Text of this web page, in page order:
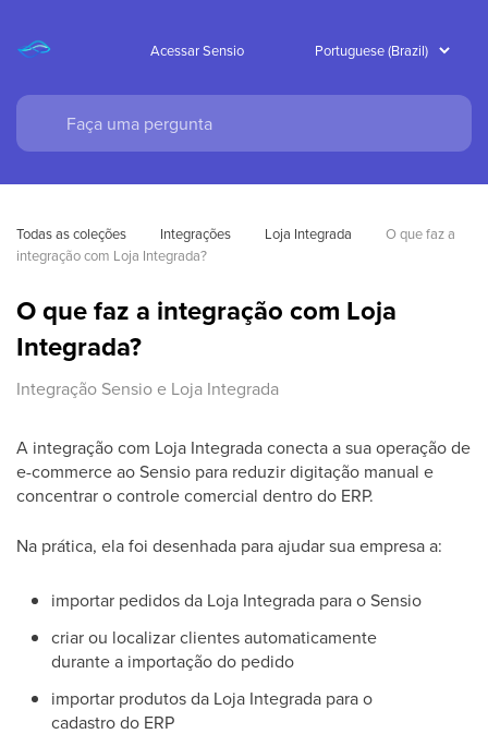
Acessar Sensio
Todas as coleções Integrações Loja Integrada
O que faz a
integração com Loja Integrada?
O que faz a integração com Loja
Integrada?
Integração Sensio e Loja Integrada
A integração com Loja Integrada conecta a sua operação de
e-commerce ao Sensio para reduzir digitação manual e
concentrar o controle comercial dentro do ERP.
Na prática, ela foi desenhada para ajudar sua empresa a:
importar pedidos da Loja Integrada para o Sensio
criar ou localizar clientes automaticamente
durante a importação do pedido
importar produtos da Loja Integrada para o
cadastro do ERP